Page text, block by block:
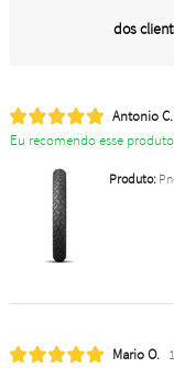
dos
Antonio C.
Eu recomendo esse
Produto:
Mario O.